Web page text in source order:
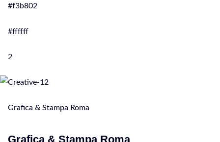
#f3b802
#ffffff
2
Grafica & Stampa Roma
Grafica & Stampa Roma